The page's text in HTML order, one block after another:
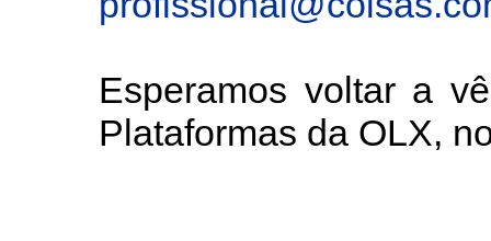
Esperamos voltar a
Plataformas da OLX,